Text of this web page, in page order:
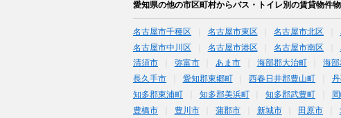
愛知県の他の市区町村からバス・トイレ別の賃貸物件
名古屋市千種区 名古屋市東区 名古屋市北区
名古屋市中川区
名古屋市港区 名古屋市南区
清須市
弥富市 あま市 海部郡大治町 海部
長久手市
愛知郡東郷町 西春日井郡豊山町
知多郡東浦町
知多郡美浜町 知多郡武豊町
豊橋市
豊川市 蒲郡市 新城市 田原市